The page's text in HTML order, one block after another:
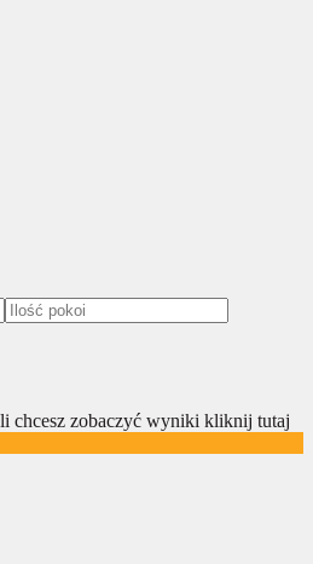
chcesz zobaczyć wyniki kliknij tutaj